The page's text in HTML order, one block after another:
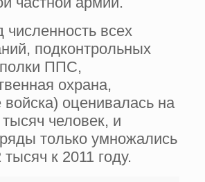
численность всех
подконтрольных
ППС,
охрана,
войска) оценивалась на
человек, и
только умножались
к 2011 году.